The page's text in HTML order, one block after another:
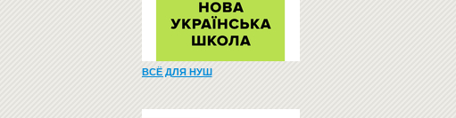
ВСЁ ДЛЯ НУШ